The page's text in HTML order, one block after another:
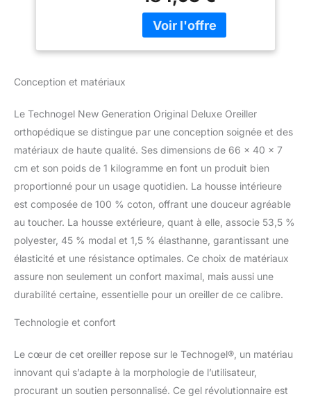
et sur Le côté avec
taie d'oreiller
douleurs cervicales,
ergonomique,
oreillers Technogel sont-
ils ! Nos coussins de
soutien cervical sont les
adoucissantes - Les
coussins de nuque sont
non toxiques, inodores
et biocompatibles. ‍
ERGONOMIQUE &
RAFRAÎCHISSANT : un
oreiller pour dormir sur le
dos et/ou sur le côté. Les
coussins Technogel
du cou, du dos et des
LAVABLE : Parce que
l'hygiène du visage est
Conception et matériaux
Le Technogel New Generation Original Deluxe Oreiller
orthopédique se distingue par une conception soignée et des
matériaux de haute qualité. Ses dimensions de 66 x 40 x 7
cm et son poids de 1 kilogramme en font un produit bien
proportionné pour un usage quotidien. La housse intérieure
est composée de 100 % coton, offrant une douceur agréable
au toucher. La housse extérieure, quant à elle, associe 53,5 %
polyester, 45 % modal et 1,5 % élasthanne, garantissant une
élasticité et une résistance optimales. Ce choix de matériaux
assure non seulement un confort maximal, mais aussi une
durabilité certaine, essentielle pour un oreiller de ce calibre.
Technologie et confort
Le cœur de cet oreiller repose sur le Technogel®, un matériau
innovant qui s’adapte à la morphologie de l’utilisateur,
procurant un soutien personnalisé. Ce gel révolutionnaire est